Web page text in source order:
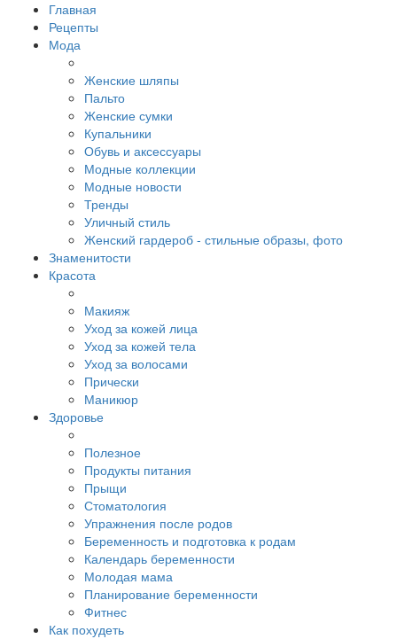
Главная
Рецепты
Мода
Женские шляпы
Пальто
Женские сумки
Купальники
Обувь и аксессуары
Модные коллекции
Модные новости
Тренды
Уличный стиль
Женский гардероб - стильные образы, фото
Знаменитости
Красота
Макияж
Уход за кожей лица
Уход за кожей тела
Уход за волосами
Прически
Маникюр
Здоровье
Полезное
Продукты питания
Прыщи
Стоматология
Упражнения после родов
Беременность и подготовка к родам
Календарь беременности
Молодая мама
Планирование беременности
Фитнес
Как похудеть